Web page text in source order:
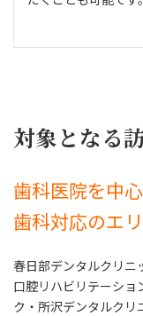
対象となる
歯科医院を中
歯科対応のエ
春日部デンタルクリニ
口腔リハビリテーショ
ク・所沢デンタルク